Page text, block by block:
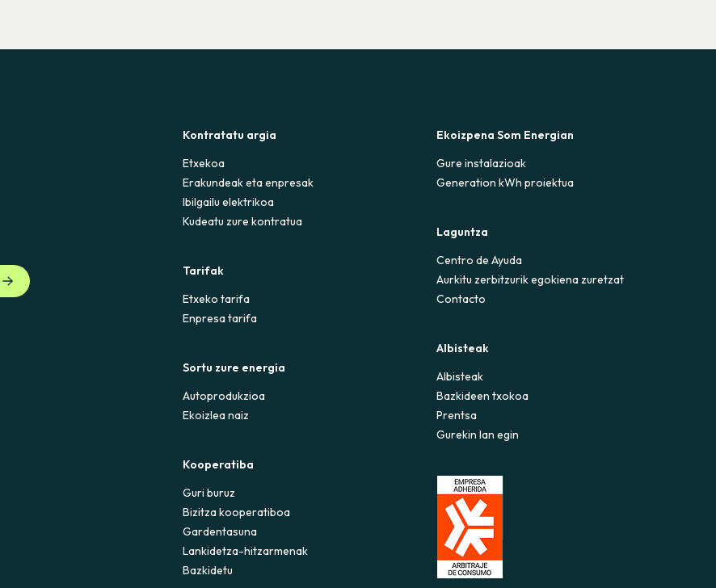
Kontratatu argia
Etxekoa
Erakundeak eta enpresak
Ibilgailu elektrikoa
Kudeatu zure kontratua
Tarifak
Etxeko tarifa
Enpresa tarifa
Sortu zure energia
Autoprodukzioa
Ekoizlea naiz
Kooperatiba
Guri buruz
Bizitza kooperatiboa
Gardentasuna
Lankidetza-hitzarmenak
Bazkidetu
Ekoizpena Som Energian
Gure instalazioak
Generation kWh proiektua
Laguntza
Centro de Ayuda
Aurkitu zerbitzurik egokiena zuretzat
Contacto
Albisteak
Albisteak
Bazkideen txokoa
Prentsa
Gurekin lan egin